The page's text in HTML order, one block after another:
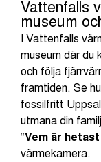
Vattenfalls
museum
I Vattenfalls
museum där du
och följa
framtiden. Se
fossilfritt
utmana din
“Vem är
värmekamera.